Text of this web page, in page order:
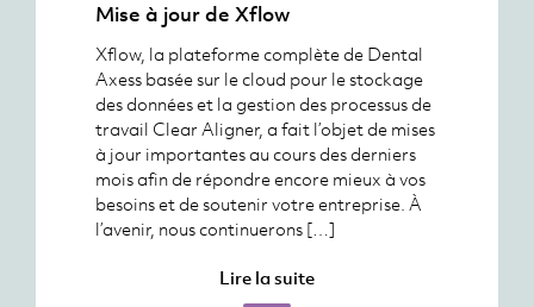
Mise à jour de Xflow
Xflow, la plateforme complète de Dental
Axess basée sur le cloud pour le stockage
des données et la gestion des processus de
travail Clear Aligner, a fait l’objet de mises
à jour importantes au cours des derniers
mois afin de répondre encore mieux à vos
besoins et de soutenir votre entreprise. À
l’avenir, nous continuerons […]
Lire la suite